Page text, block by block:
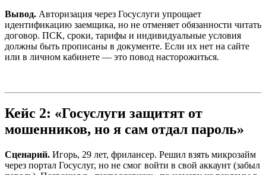
Вывод. Авторизация через Госуслуги упрощает
идентификацию заемщика, но не отменяет обязанности читать
договор. ПСК, сроки, тарифы и индивидуальные условия
должны быть прописаны в документе. Если их нет на сайте
или в личном кабинете — это повод насторожиться.
Кейс 2: «Госуслуги защитят от
мошенников, но я сам отдал пароль»
Сценарий. Игорь, 29 лет, фрилансер. Решил взять микрозайм
через портал Госуслуг, но не смог войти в свой аккаунт (забыл